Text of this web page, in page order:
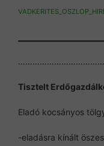
Tisztelt
Eladó kocsányos
-eladásra kínált